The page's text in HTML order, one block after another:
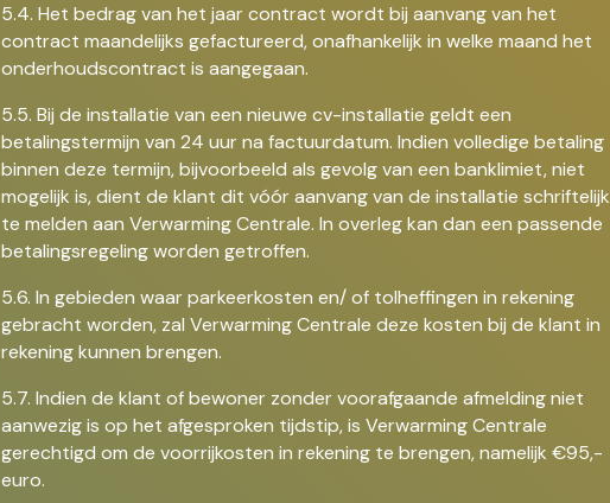
5.4. Het bedrag van het jaar contract wordt bij aanvang van het
contract maandelijks gefactureerd, onafhankelijk in welke maand het
onderhoudscontract is aangegaan.
5.5. Bij de installatie van een nieuwe cv-installatie geldt een
betalingstermijn van 24 uur na factuurdatum. Indien volledige betaling
binnen deze termijn, bijvoorbeeld als gevolg van een banklimiet, niet
mogelijk is, dient de klant dit vóór aanvang van de installatie schriftelijk
te melden aan Verwarming Centrale. In overleg kan dan een passende
betalingsregeling worden getroffen.
5.6. In gebieden waar parkeerkosten en/ of tolheffingen in rekening
gebracht worden, zal Verwarming Centrale deze kosten bij de klant in
rekening kunnen brengen.
5.7. Indien de klant of bewoner zonder voorafgaande afmelding niet
aanwezig is op het afgesproken tijdstip, is Verwarming Centrale
gerechtigd om de voorrijkosten in rekening te brengen, namelijk €95,-
euro.